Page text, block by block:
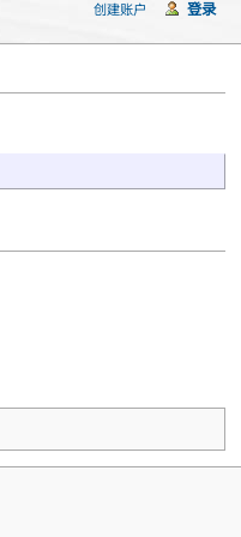
创建账户 登录